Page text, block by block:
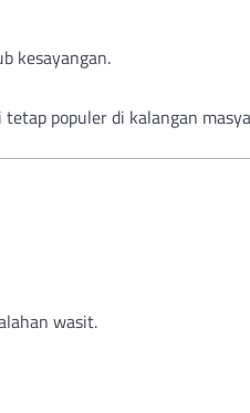
kesayangan.
populer di kalangan
wasit.